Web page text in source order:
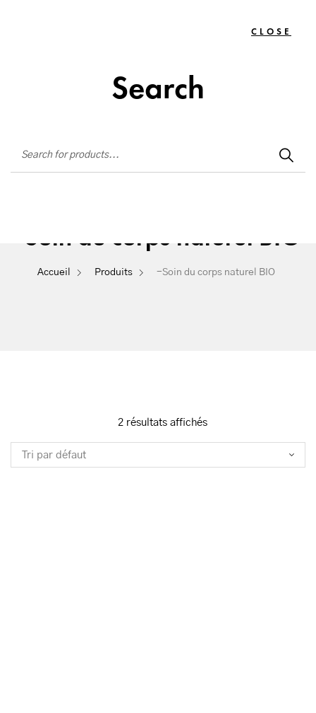
Search
CLOSE
-Soin du corps naturel BIO
Accueil Produits -Soin du corps naturel BIO
2 résultats affichés